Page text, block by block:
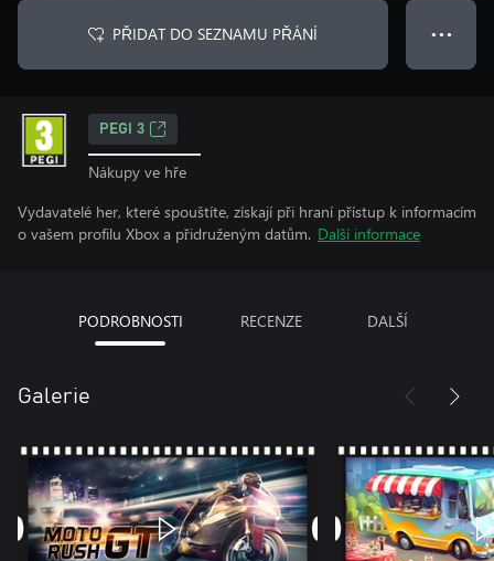
PŘIDAT DO SEZNAMU PŘÁNÍ ● ● ●
PEGI 3
Nákupy ve hře
Vydavatelé her, které spouštíte, získají při hraní přístup k informacím
o vašem profilu Xbox a přidruženým datům. Další informace
PODROBNOSTI RECENZE DALŠÍ
Galerie